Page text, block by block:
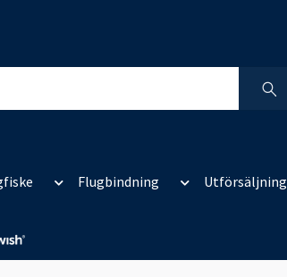
Flugbindning Utförsäljning